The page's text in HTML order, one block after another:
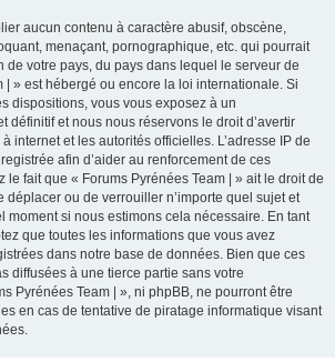
aucun contenu à caractère abusif, obscène,
menaçant, pornographique, etc. qui pourrait
de votre pays, du pays dans lequel le serveur de
| » est hébergé ou encore la loi internationale. Si
dispositions, vous vous exposez à un
définitif et nous nous réservons le droit d’avertir
internet et les autorités officielles. L’adresse IP de
afin d’aider au renforcement de ces
le fait que « Forums Pyrénées Team | » ait le droit de
déplacer ou de verrouiller n’importe quel sujet et
moment si nous estimons cela nécessaire. En tant
que toutes les informations que vous avez
dans notre base de données. Bien que ces
diffusées à une tierce partie sans votre
Pyrénées Team | », ni phpBB, ne pourront être
en cas de tentative de piratage informatique visant